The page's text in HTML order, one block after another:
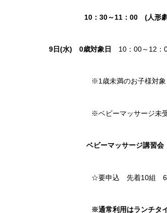
10：30～11：00 (人形劇か
9日(水) 0歳対象日 10：00～12：
※1歳未満のお子様対象
※ベビーマッサージ未受講
ベビーマッサージ講習会
☆要申込 先着10組 6/24
※通常利用はランチタ